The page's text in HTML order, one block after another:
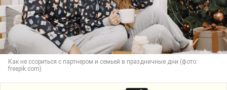
Как не ссориться с партнером и семьей в праздничные дни (фото:
freepik.com)